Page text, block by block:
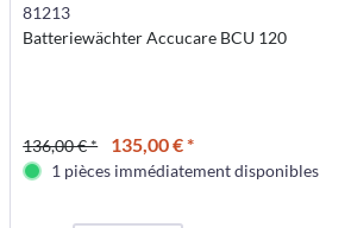
81213
Batteriewächter Accucare BCU 120
136,00 € * 135,00 € *
1 pièces immédiatement disponibles